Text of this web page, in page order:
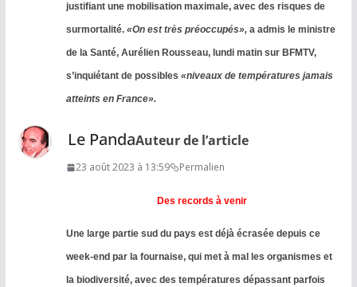
justifiant une mobilisation maximale, avec des risques de
surmortalité. «On est très préoccupés»,a admis le ministre
de la Santé, Aurélien Rousseau, lundi matin sur BFMTV,
s’inquiétant de possibles «niveaux de températures jamais
atteints en France».
Le PandaAuteur de l’article
23 août 2023 à 13:59 Permalien
Des records à venir
Une large partie sud du pays est déjà écrasée depuis ce
week-end par la fournaise, qui met à mal les organismes et
la biodiversité, avec des températures dépassant parfois